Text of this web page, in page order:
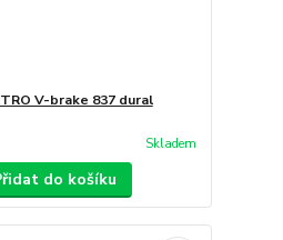
V-brake 837 dural
Skladem
do košíku